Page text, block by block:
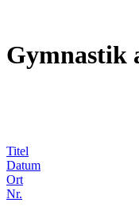
Gymnastik
Titel
Datum
Ort
Nr.